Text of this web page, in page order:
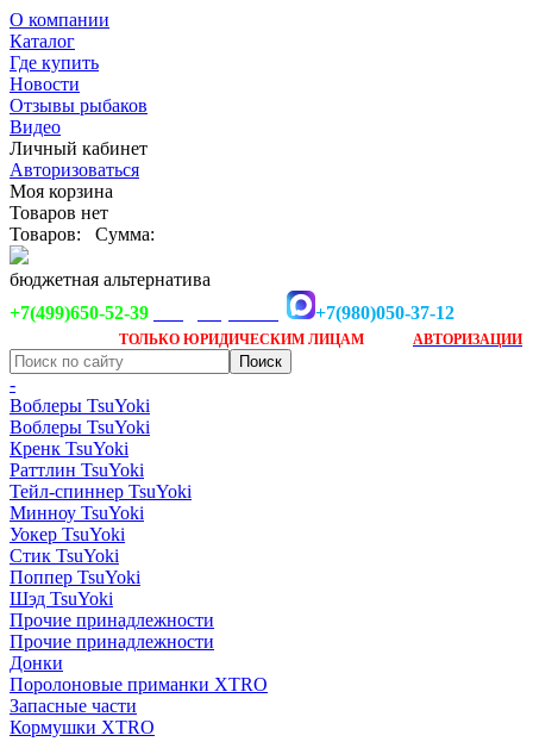
О компании
Каталог
Где купить
Новости
Отзывы рыбаков
Видео
Личный кабинет
Авторизоваться
Моя корзина
Товаров нет
Товаров:
Сумма:
бюджетная альтернатива
+7(499)650-52-39
+7(980)050-37-12
ТОЛЬКО ЮРИДИЧЕСКИМ ЛИЦАМ АВТОРИЗАЦИИ
-
Воблеры TsuYoki
Воблеры TsuYoki
Кренк TsuYoki
Раттлин TsuYoki
Тейл-спиннер TsuYoki
Минноу TsuYoki
Уокер TsuYoki
Стик TsuYoki
Поппер TsuYoki
Шэд TsuYoki
Прочие принадлежности
Прочие принадлежности
Донки
Поролоновые приманки XTRO
Запасные части
Кормушки XTRO